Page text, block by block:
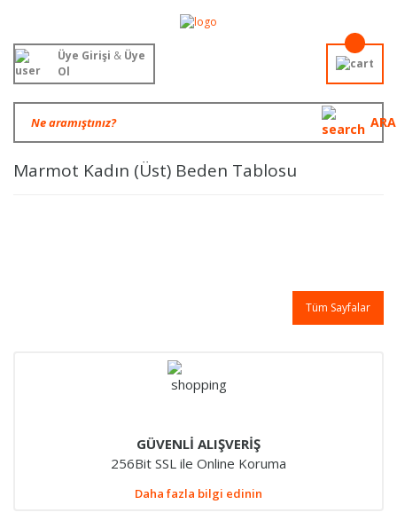
ARA
Üye Girişi &Üye
Ol
Marmot Kadın (Üst) Beden Tablosu
Tüm Sayfalar
GÜVENLİ ALIŞVERİŞ
256Bit SSL ile Online Koruma
Daha fazla bilgi edinin